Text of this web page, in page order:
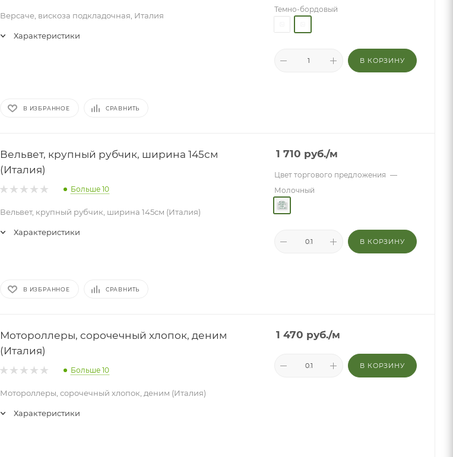
Версаче, вискоза подкладочная, Италия
Характеристики
В ИЗБРАННОЕ СРАВНИТЬ
Темно-бордовый
В КОРЗИНУ
Вельвет, крупный рубчик, ширина 145см
(Италия)
Больше 10
Вельвет, крупный рубчик, ширина 145см (Италия)
Характеристики
В ИЗБРАННОЕ СРАВНИТЬ
1 710 руб./м
Цвет торгового предложения —
Молочный
В КОРЗИНУ
Мотороллеры, сорочечный хлопок, деним
(Италия)
Больше 10
Мотороллеры, сорочечный хлопок, деним (Италия)
Характеристики
1 470 руб./м
В КОРЗИНУ